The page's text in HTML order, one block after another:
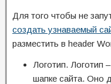
Для того чтобы не
создать узнаваемый
разместить в header
Логотип. Логотип
шапке сайта. Оно